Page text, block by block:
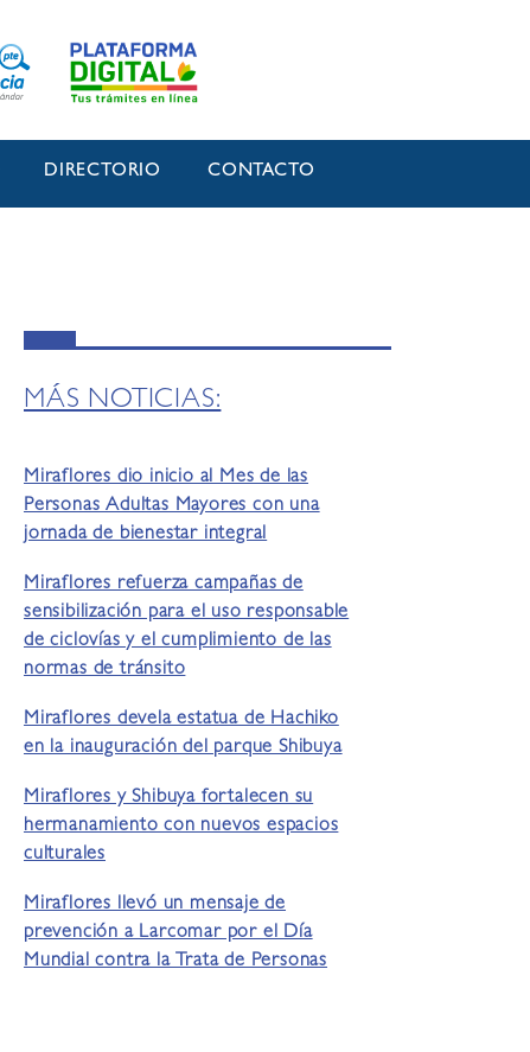
DIRECTORIO CONTACTO
MÁS NOTICIAS:
Miraflores dio inicio al Mes de las
Personas Adultas Mayores con una
jornada de bienestar integral
Miraflores refuerza campañas de
sensibilización para el uso responsable
de ciclovías y el cumplimiento de las
normas de tránsito
Miraflores devela estatua de Hachiko
en la inauguración del parque Shibuya
Miraflores y Shibuya fortalecen su
hermanamiento con nuevos espacios
culturales
Miraflores llevó un mensaje de
prevención a Larcomar por el Día
Mundial contra la Trata de Personas